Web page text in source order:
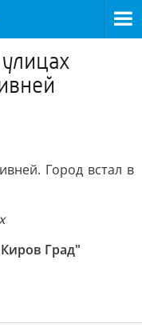
Город встал в
Град"